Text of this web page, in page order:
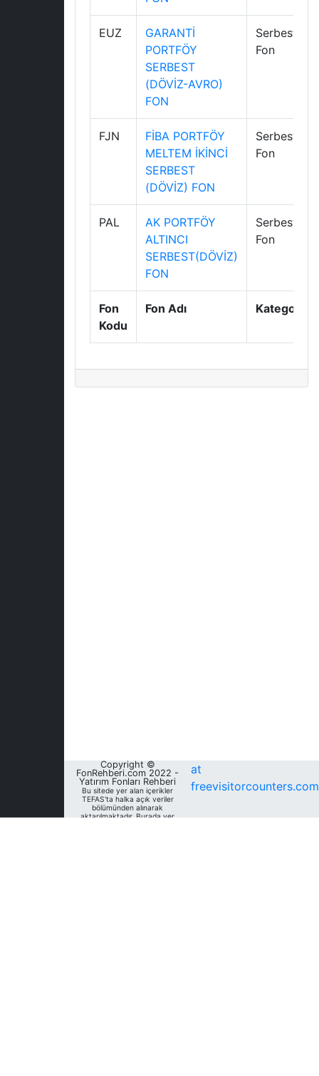
Fon
Kodu
Fon Adı Kategori
EUZ
GARANTİ
PORTFÖY
SERBEST
(DÖVİZ-AVRO)
FON
Serbest
Fon
FJN
FİBA PORTFÖY
MELTEM İKİNCİ
SERBEST
(DÖVİZ) FON
Serbest
Fon
PAL
AK PORTFÖY
ALTINCI
SERBEST(DÖVİZ)
FON
Serbest
Fon
Copyright ©
FonRehberi.com 2022 -
Yatırım Fonları Rehberi
Bu sitede yer alan içerikler
TEFAS'ta halka açık veriler
bölümünden alınarak
aktarılmaktadır. Burada yer
at
freevisitorcounters.com